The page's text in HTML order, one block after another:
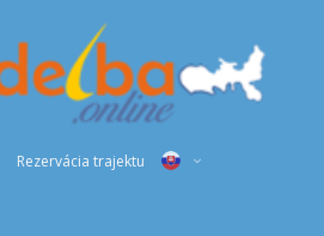
Rezervácia trajektu